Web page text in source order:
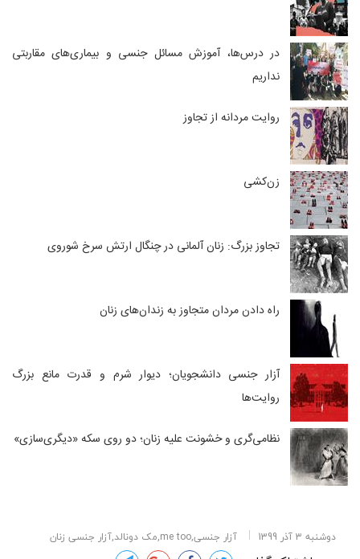
در درس‌ها، آموزش مسائل جنسی و بیماری‌های مقاربتی
نداریم
روایت مردانه از تجاوز
زن‌کشی
تجاوز بزرگ: زنان آلمانی در چنگال ارتش سرخ شوروی
راه دادن مردان متجاوز به زندان‌های زنان
آزار جنسی دانشجویان؛ دیوار شرم و قدرت مانع بزرگ
روایت‌ها
نظامی‌گری و خشونت علیه زنان؛ دو روی سکه «دیگری‌سازی»
دوشنبه 3 آذر 1399 آزار جنسی,me too,مک دونالد,آزار جنسی زنان